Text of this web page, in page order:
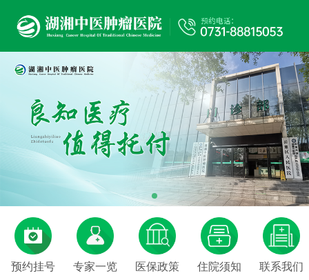
预约挂号 专家一览 医保政策 住院须知 联系我们